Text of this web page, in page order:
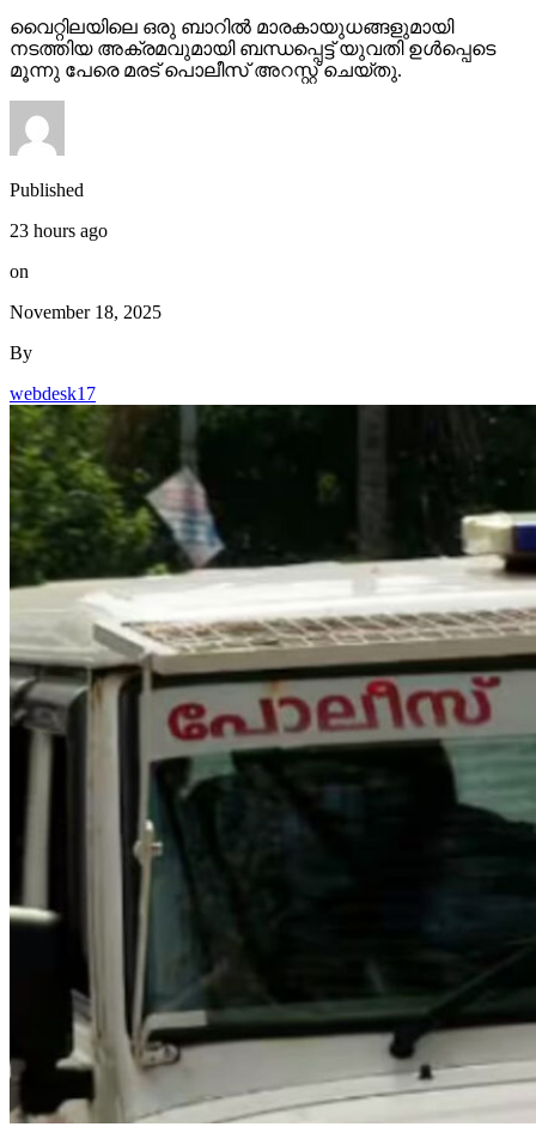
വൈറ്റിലയിലെ ഒരു ബാറില്‍ മാരകായുധങ്ങളുമായി
നടത്തിയ അക്രമവുമായി ബന്ധപ്പെട്ട് യുവതി ഉള്‍പ്പെടെ
മൂന്നു പേരെ മരട് പൊലീസ് അറസ്റ്റ് ചെയ്തു.
Published
23 hours ago
on
November 18, 2025
By
webdesk17